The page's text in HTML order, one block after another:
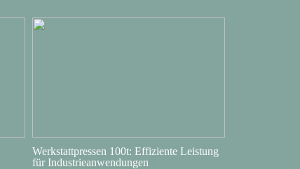
Werkstattpressen 100t: Effiziente Leistung
für Industrieanwendungen